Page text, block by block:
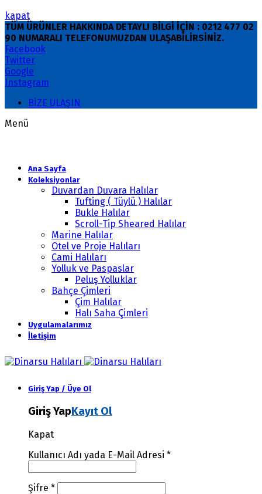
kapat
TÜM ÜRÜNLER HAKKINDA DETAYLI BİLGİ İÇİN : 0212 477 02
90 NUMARALI TELEFONUMUZDAN ULAŞABİLİRSİNİZ.
Facebook
Twitter
Google
Instagram
BİZE ULAŞIN
Menü
Ana Sayfa
Koleksiyonlar
Duvardan Duvara Halılar
Tufting ( Tüylü ) Halılar
Bukle Halılar
Scroll-Tip Sheared Halılar
Marine Halılar
Otel ve Proje Halıları
Cami Halıları
Yolluk ve Paspaslar
Peluş Yolluklar
Bahçe Çimleri
Çim Halılar
Halı Saha Çimleri
Uygulamalarımız
İletişim
Giriş Yap / Üye Ol
Giriş YapKayıt Ol
Kapat
Kullanıcı Adı yada E-Mail Adresi *
Şifre *